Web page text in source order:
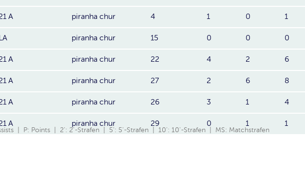
A piranha chur 4 1 0 1
piranha chur 15 0 0 0
A piranha chur 22 4 2 6
A piranha chur 27 2 6 8
A piranha chur 26 3 1 4
A piranha chur 29 0 1 1
| P: Points | 2': 2'-Strafen | 5': 5'-Strafen | 10': 10'-Strafen | MS: Matchstrafen